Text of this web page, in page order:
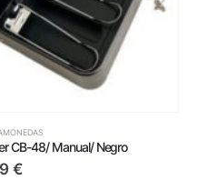
CB-48/ Manual/ Negro
€